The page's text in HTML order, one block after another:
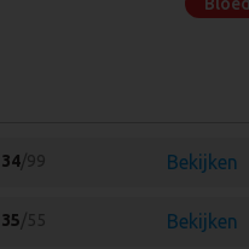
34/99 Bekijken
35/55 Bekijken